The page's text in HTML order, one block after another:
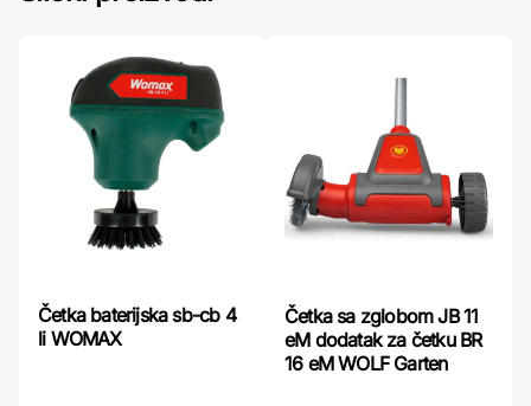
Četka baterijska sb-cb 4
li WOMAX
Četka sa zglobom JB 11
eM dodatak za četku BR
16 eM WOLF Garten